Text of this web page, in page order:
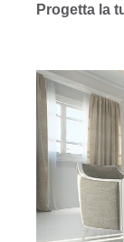
Progetta la